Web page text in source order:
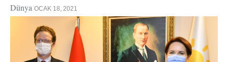
Dünya OCAK 18, 2021